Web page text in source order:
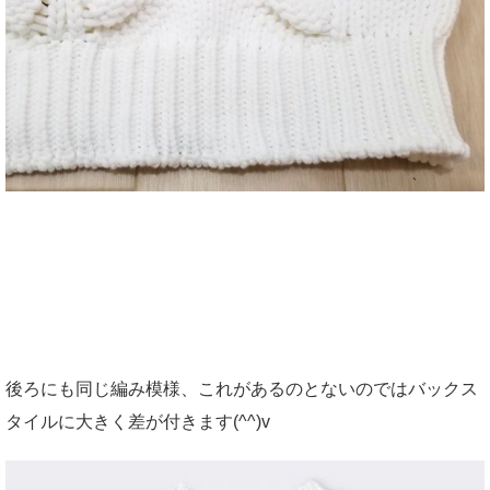
後ろにも同じ編み模様、これがあるのとないのではバックス
タイルに大きく差が付きます(^^)v